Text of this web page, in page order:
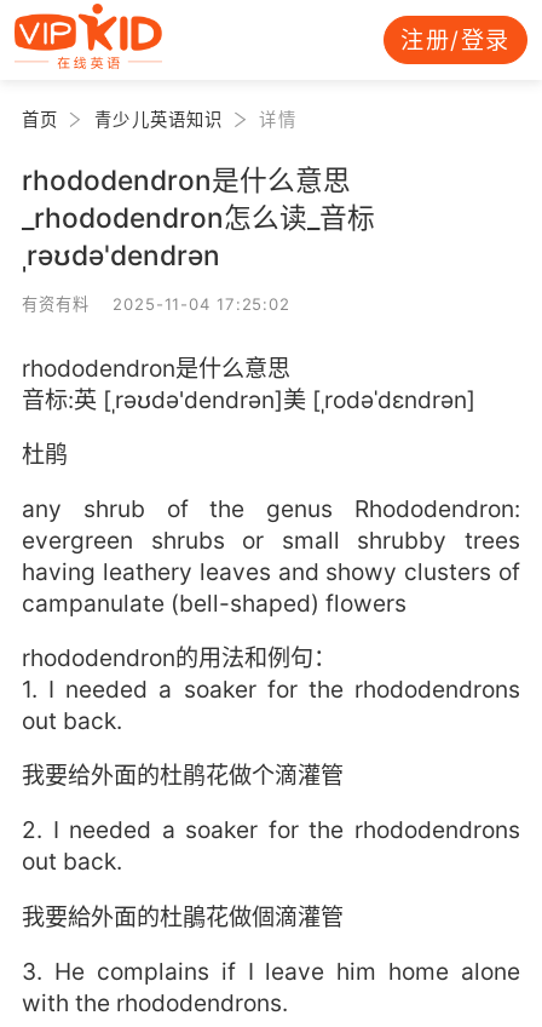
注册/登录
首页 青少儿英语知识 详情
rhododendron是什么意思
_rhododendron怎么读_音标
ˌrəʊdə'dendrən
有资有料 2025-11-04 17:25:02
rhododendron是什么意思
音标:英 [ˌrəʊdə'dendrən]美 [ˌrodəˈdɛndrən]
杜鹃
any shrub of the genus Rhododendron:
evergreen shrubs or small shrubby trees
having leathery leaves and showy clusters of
campanulate (bell-shaped) flowers
rhododendron的用法和例句：
1. I needed a soaker for the rhododendrons
out back.
我要给外面的杜鹃花做个滴灌管
2. I needed a soaker ‭for the rhododendrons
out back.
我要給外面的杜鵑花做個滴灌管
3. He complains if I leave him home alone
with the rhododendrons.